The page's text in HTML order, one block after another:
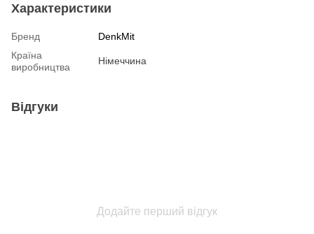
Характеристики
Бренд
DenkMit
Країна
виробництва
Німеччина
Відгуки
Додайте перший відгук